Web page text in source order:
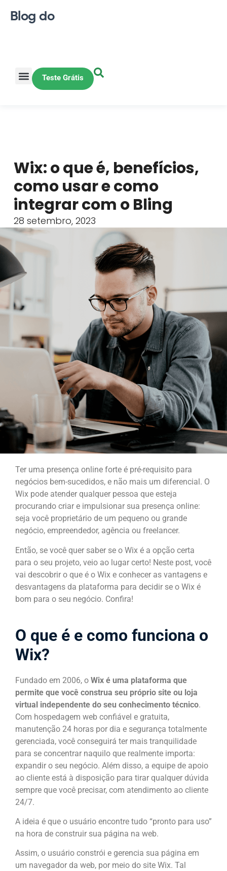
Blog do
Teste Grátis
Wix: o que é, benefícios,
como usar e como
integrar com o Bling
28 setembro, 2023
Ter uma presença online forte é pré-requisito para
negócios bem-sucedidos, e não mais um diferencial. O
Wix pode atender qualquer pessoa que esteja
procurando criar e impulsionar sua presença online:
seja você proprietário de um pequeno ou grande
negócio, empreendedor, agência ou freelancer.
Então, se você quer saber se o Wix é a opção certa
para o seu projeto, veio ao lugar certo! Neste post, você
vai descobrir o que é o Wix e conhecer as vantagens e
desvantagens da plataforma para decidir se o Wix é
bom para o seu negócio. Confira!
O que é e como funciona o
Wix?
Fundado em 2006, o Wix é uma plataforma que
permite que você construa seu próprio site ou loja
virtual independente do seu conhecimento técnico.
Com hospedagem web confiável e gratuita,
manutenção 24 horas por dia e segurança totalmente
gerenciada, você conseguirá ter mais tranquilidade
para se concentrar naquilo que realmente importa:
expandir o seu negócio. Além disso, a equipe de apoio
ao cliente está à disposição para tirar qualquer dúvida
sempre que você precisar, com atendimento ao cliente
24/7.
A ideia é que o usuário encontre tudo “pronto para uso”
na hora de construir sua página na web.
Assim, o usuário constrói e gerencia sua página em
um navegador da web, por meio do site Wix. Tal